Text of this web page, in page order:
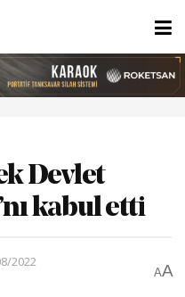
Devlet
kabul etti
2022
AA